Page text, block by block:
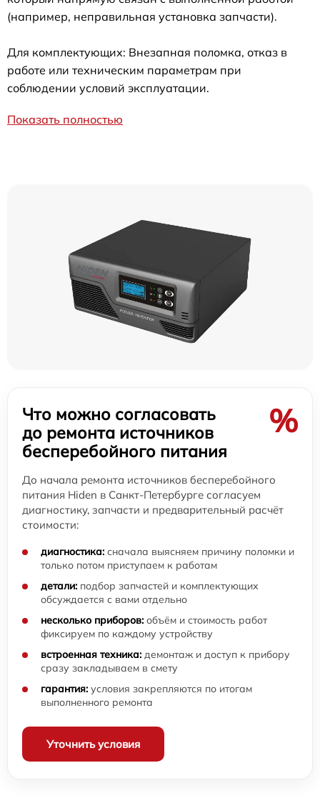
(например, неправильная установка запчасти).
Для комплектующих: Внезапная поломка, отказ в
работе или техническим параметрам при
соблюдении условий эксплуатации.
Показать полностью
Что можно согласовать
до ремонта источников
бесперебойного питания
%
До начала ремонта источников бесперебойного
питания Hiden в Санкт-Петербурге согласуем
диагностику, запчасти и предварительный расчёт
стоимости:
диагностика: сначала выясняем причину поломки и
только потом приступаем к работам
детали: подбор запчастей и комплектующих
обсуждается с вами отдельно
несколько приборов: объём и стоимость работ
фиксируем по каждому устройству
встроенная техника: демонтаж и доступ к прибору
сразу закладываем в смету
гарантия: условия закрепляются по итогам
выполненного ремонта
Уточнить условия